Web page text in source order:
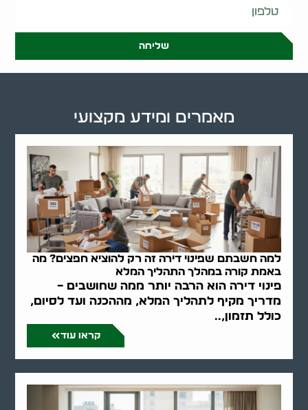
שליחה
למה חשבתם שפינוי דירה זה רק להוציא חפצים? מה
באמת קורה במהלך התהליך המלא
פינוי דירה הוא הרבה יותר ממה שחושבים –
מדריך מקיף לתהליך המלא, מההכנה ועד לסיום,
כולל תזמון,..
קראו עוד
מאמרים ומידע מקצועי